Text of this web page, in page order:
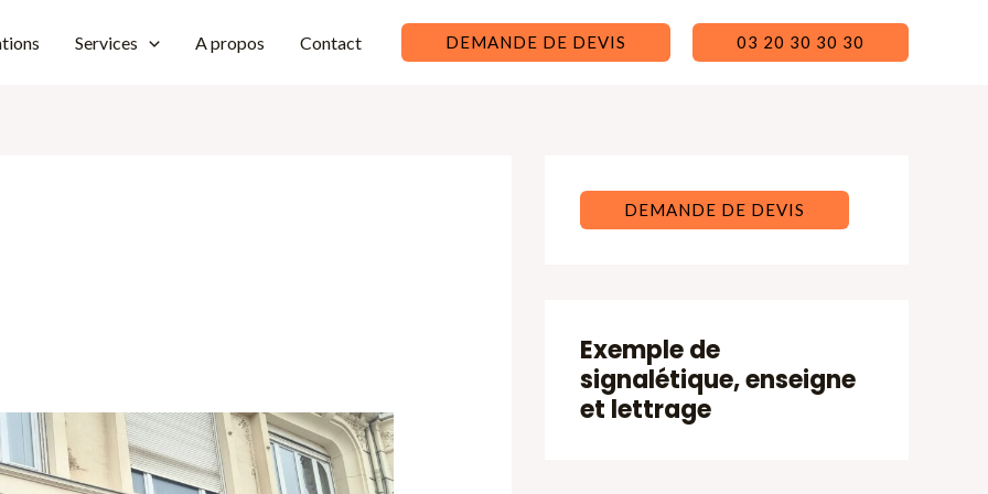
Services A propos Contact DEMANDE DE DEVIS 03 20 30 30 30
DEMANDE DE DEVIS
Exemple de
signalétique, enseigne
et lettrage